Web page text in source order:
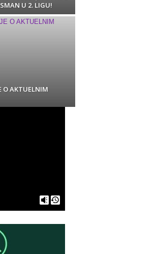
U 2. LIGU!
O AKTUELNIM